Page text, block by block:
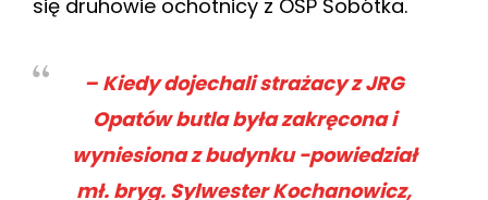
się druhowie ochotnicy z OSP Sobótka.
– Kiedy dojechali strażacy z JRG
Opatów butla była zakręcona i
wyniesiona z budynku -powiedział
mł. bryg. Sylwester Kochanowicz,